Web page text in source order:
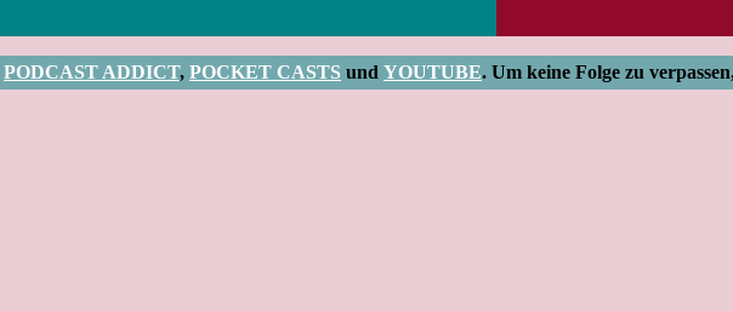
PODCAST ADDICT, POCKET CASTS und YOUTUBE. Um keine Folge zu